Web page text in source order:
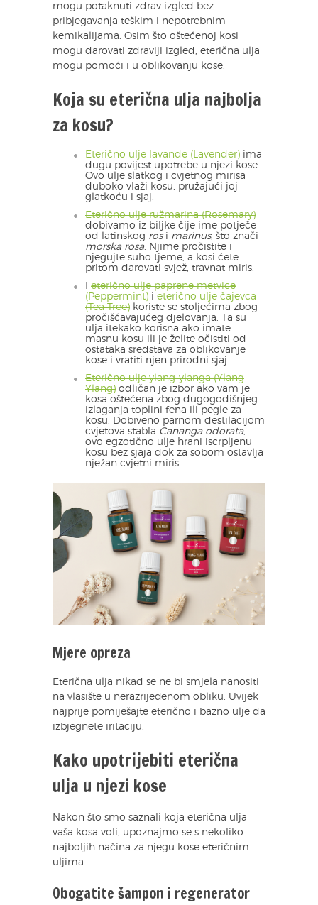
mogu potaknuti zdrav izgled bez
pribjegavanja teškim i nepotrebnim
kemikalijama. Osim što oštećenoj kosi
mogu darovati zdraviji izgled, eterična ulja
mogu pomoći i u oblikovanju kose.
Koja su eterična ulja najbolja
za kosu?
Eterično ulje lavande (Lavender) ima
dugu povijest upotrebe u njezi kose.
Ovo ulje slatkog i cvjetnog mirisa
duboko vlaži kosu, pružajući joj
glatkoću i sjaj.
Eterično ulje ružmarina (Rosemary)
dobivamo iz biljke čije ime potječe
od latinskog rosi marinus, što znači
morska rosa. Njime pročistite i
njegujte suho tjeme, a kosi ćete
pritom darovati svjež, travnat miris.
eterično ulje paprene metvice
(Peppermint) i eterično ulje čajevca
(Tea Tree) koriste se stoljećima zbog
pročišćavajućeg djelovanja. Ta su
ulja itekako korisna ako imate
masnu kosu ili je želite očistiti od
ostataka sredstava za oblikovanje
kose i vratiti njen prirodni sjaj.
Eterično ulje ylang-ylanga (Ylang
Ylang) odličan je izbor ako vam je
kosa oštećena zbog dugogodišnjeg
izlaganja toplini fena ili pegle za
kosu. Dobiveno parnom destilacijom
cvjetova stabla Cananga odorata,
ovo egzotično ulje hrani iscrpljenu
kosu bez sjaja dok za sobom ostavlja
nježan cvjetni miris.
Mjere opreza
Eterična ulja nikad se ne bi smjela nanositi
na vlasište u nerazrijeđenom obliku. Uvijek
najprije pomiješajte eterično i bazno ulje da
izbjegnete iritaciju.
Kako upotrijebiti eterična
ulja u njezi kose
Nakon što smo saznali koja eterična ulja
vaša kosa voli, upoznajmo se s nekoliko
najboljih načina za njegu kose eteričnim
uljima.
Obogatite šampon i regenerator